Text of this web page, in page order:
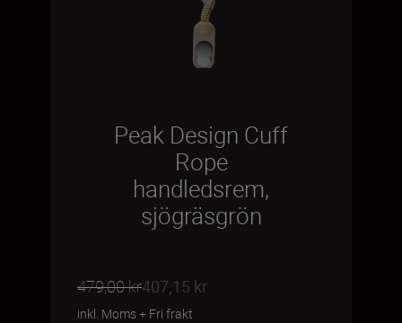
Peak Design Cuff
Rope
handledsrem,
sjögräsgrön
479,00 kr407,15 kr
inkl. Moms+ Fri frakt